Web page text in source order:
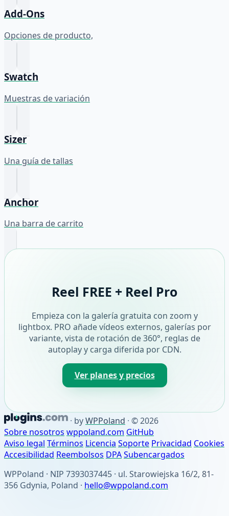
Add-Ons
Opciones de producto,
Swatch
Muestras de variación
Sizer
Una guía de tallas
Anchor
Una barra de carrito
Reel FREE + Reel Pro
Empieza con la galería gratuita con zoom y
lightbox. PRO añade vídeos externos, galerías por
variante, vista de rotación de 360°, reglas de
autoplay y carga diferida por CDN.
Ver planes y precios
· byWPPoland · © 2026
Sobre nosotros wppoland.com GitHub
Aviso legal Términos Licencia Soporte Privacidad Cookies
Accesibilidad Reembolsos DPASubencargados
WPPoland · NIP 7393037445 · ul. Starowiejska 16/2, 81-
356 Gdynia, Poland · hello@wppoland.com